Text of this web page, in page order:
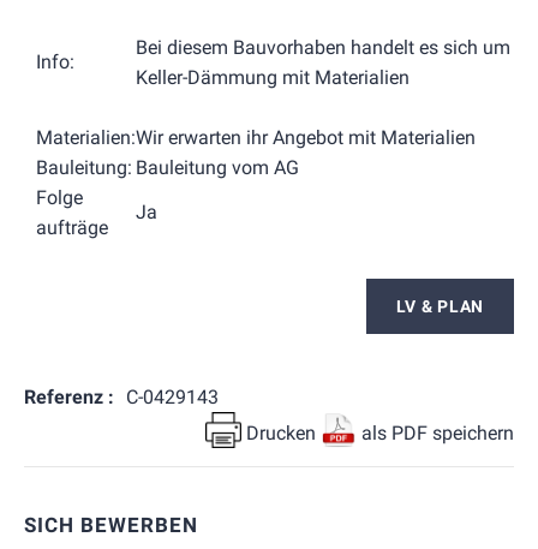
Info:
Bei diesem Bauvorhaben handelt es sich um
Keller-Dämmung mit Materialien
Materialien:Wir erwarten ihr Angebot mit Materialien
Bauleitung: Bauleitung vom AG
Folge
aufträge
Ja
LV & PLAN
Referenz :
C-0429143
Drucken
als PDF speichern
SICH BEWERBEN